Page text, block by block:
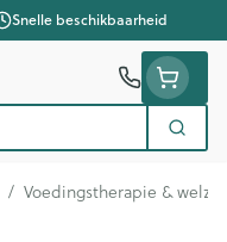
Snelle beschikbaarheid
Zoek
/ Voedingstherapie &